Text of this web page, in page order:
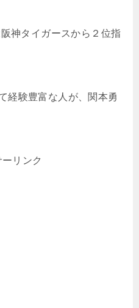
神タイガースから２位指
経験豊富な人が、関本勇
リンク